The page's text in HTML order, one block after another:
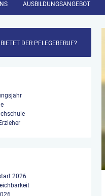
AUSBILDUNGSANGEBOT
DER PFLEGEBERUF?
2026